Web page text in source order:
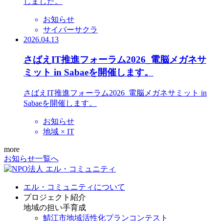
お知らせ
サイバーサクラ
2026.04.13
さばえIT推進フォーラム2026_電脳メガネサ
ミット in Sabaeを開催します。
さばえIT推進フォーラム2026_電脳メガネサミット in
Sabaeを開催します。
お知らせ
地域 × IT
more
お知らせ一覧へ
エル・コミュニティについて
プロジェクト紹介
地域の担い手育成
鯖江市地域活性化プランコンテスト